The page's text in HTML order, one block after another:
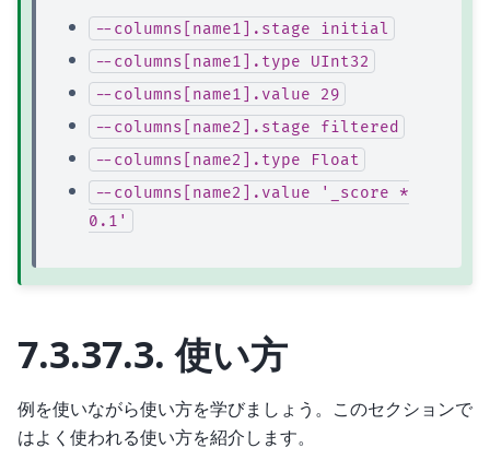
--columns[name1].stage
initial
--columns[name1].type
UInt32
--columns[name1].value
29
--columns[name2].stage
filtered
--columns[name2].type
Float
--columns[name2].value
'_score
*
0.1'
7.3.37.3.使い方
例を使いながら使い方を学びましょう。このセクションで
はよく使われる使い方を紹介します。